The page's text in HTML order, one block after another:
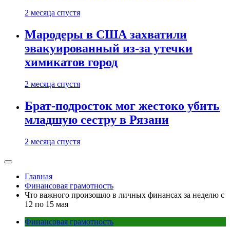
2 месяца спустя
Мародеры в США захватили
эвакуированный из-за утечки
химикатов город
2 месяца спустя
Брат-подросток мог жестоко убить
младшую сестру в Рязани
2 месяца спустя
Главная
Финансовая грамотность
Что важного произошло в личных финансах за неделю с
12 по 15 мая
Финансовая грамотность